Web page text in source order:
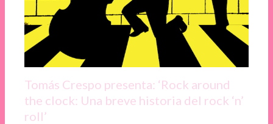
Tomás Crespo presenta: ‘Rock around
the clock: Una breve historia del rock ‘n’
roll’